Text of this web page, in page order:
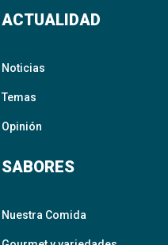
ACTUALIDAD
Noticias
Temas
Opinión
SABORES
Nuestra Comida